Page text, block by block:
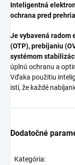
Inteligentná
ochrana pred
Je vybavená radom
(OTP), prebíjaniu
systémom
úplnú ochranu a
Vďaka použitiu
istí, že každé
Dodatočné
Kategória: